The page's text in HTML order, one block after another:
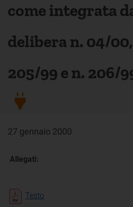
come integrata
delibera n. 04/
205/99 e n. 206/
27 gennaio 2000
Allegati:
Testo